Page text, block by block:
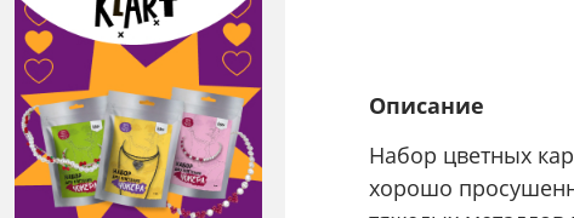
Описание
Набор цветных
хорошо